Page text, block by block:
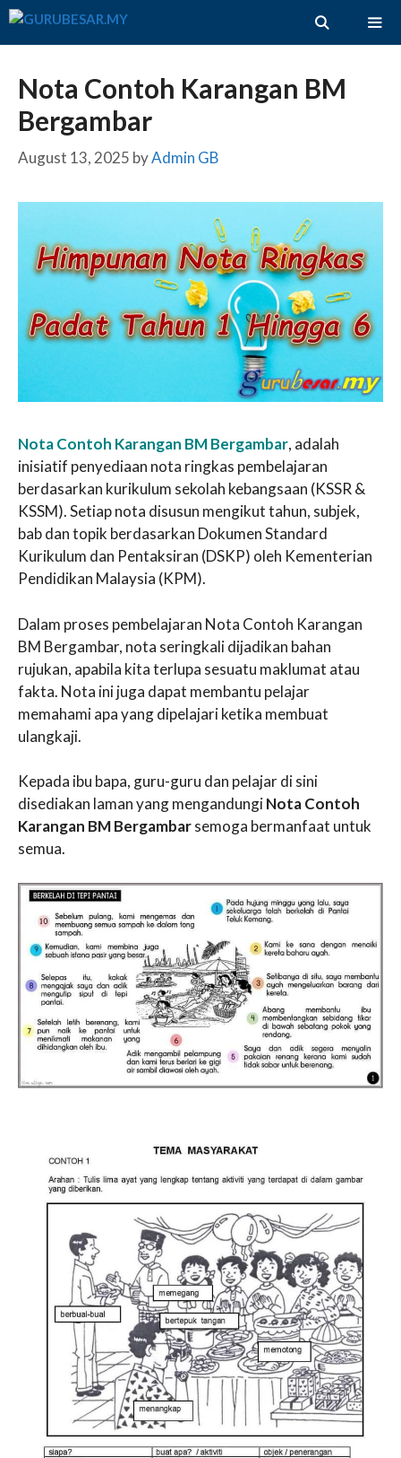
Skip
Nota Contoh Karangan BM
Bergambar
August 13, 2025 byAdmin GB
Nota Contoh Karangan BM Bergambar, adalah
inisiatif penyediaan nota ringkas pembelajaran
berdasarkan kurikulum sekolah kebangsaan (KSSR &
KSSM). Setiap nota disusun mengikut tahun, subjek,
bab dan topik berdasarkan Dokumen Standard
Kurikulum dan Pentaksiran (DSKP) oleh Kementerian
Pendidikan Malaysia (KPM).
Dalam proses pembelajaran Nota Contoh Karangan
BM Bergambar, nota seringkali dijadikan bahan
rujukan, apabila kita terlupa sesuatu maklumat atau
fakta. Nota ini juga dapat membantu pelajar
memahami apa yang dipelajari ketika membuat
ulangkaji.
Kepada ibu bapa, guru-guru dan pelajar di sini
disediakan laman yang mengandungiNota Contoh
Karangan BM Bergambarsemoga bermanfaat untuk
semua.